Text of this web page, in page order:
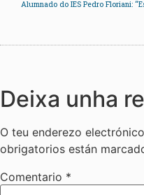
Deixa unha
O teu enderezo
obrigatorios están
Comentario *